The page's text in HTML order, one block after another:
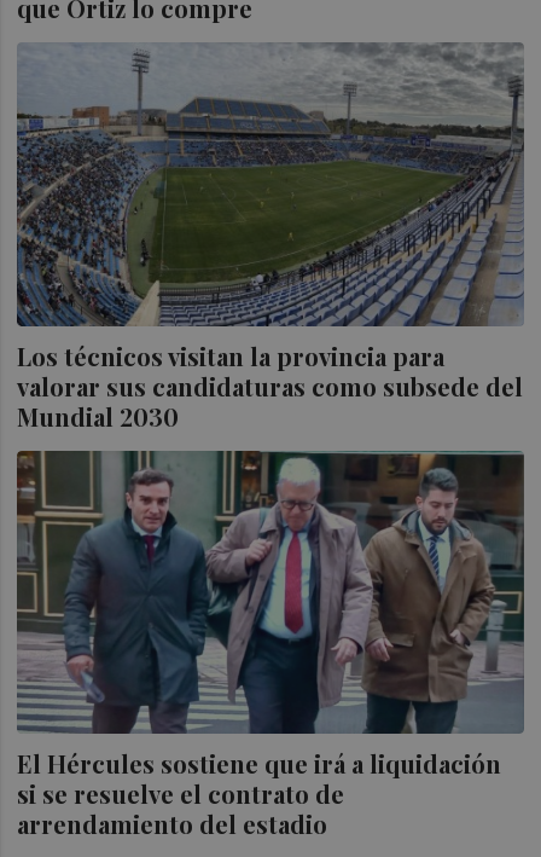
que Ortiz lo compre
Los técnicos visitan la provincia para
valorar sus candidaturas como subsede del
Mundial 2030
El Hércules sostiene que irá a liquidación
si se resuelve el contrato de
arrendamiento del estadio